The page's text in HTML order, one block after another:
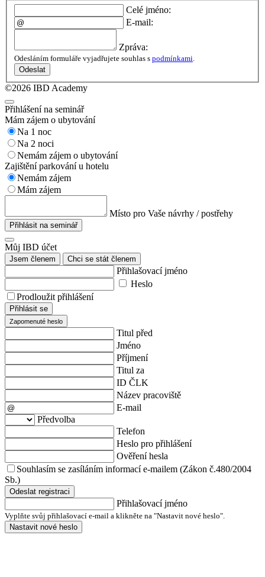
Celé jméno:
E-mail:
Zpráva:
Odesláním formuláře vyjadřujete souhlas s podmínkami
Odeslat
©2026 IBD Academy
Přihlášení na seminář
Mám zájem o ubytování
Na 1 noc
Na 2 noci
Nemám zájem o ubytování
Zajištění parkování u hotelu
Nemám zájem
Mám zájem
Místo pro Vaše návrhy / postřehy
Přihlásit na seminář
Můj IBD účet
Jsem členem Chci se stát členem
Přihlašovací jméno
Heslo
Prodloužit přihlášení
Přihlásit se
Zapomenuté heslo
Titul před
Jméno
Příjmení
Titul za
ID ČLK
Název pracoviště
E-mail
Předvolba
Telefon
Heslo pro přihlášení
Ověření hesla
Souhlasím se zasíláním informací e-mailem (Zákon č.480/2004
Sb.)
Odeslat registraci
Přihlašovací jméno
Vyplňte svůj přihlašovací e-mail a klikněte na "Nastavit nové heslo".
Nastavit nové heslo